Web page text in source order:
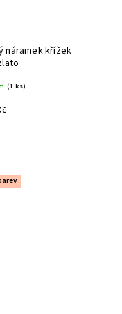
náramek křížek
(1 ks)